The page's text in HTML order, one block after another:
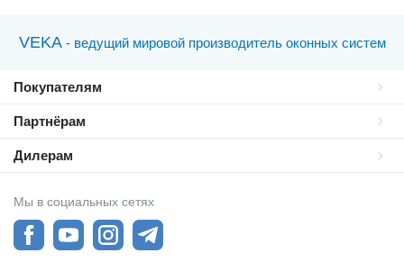
VEKA - ведущий мировой производитель оконных систем
Покупателям
Партнёрам
Дилерам
Мы в социальных сетях